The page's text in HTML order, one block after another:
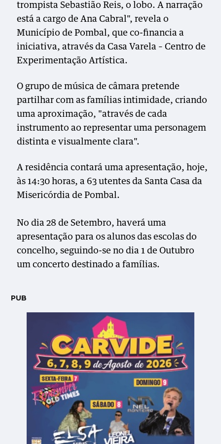
trompista Sebastião Reis, o lobo. A narração
está a cargo de Ana Cabral", revela o
Município de Pombal, que co-financia a
iniciativa, através da Casa Varela – Centro de
Experimentação Artística.
O grupo de música de câmara pretende
partilhar com as famílias intimidade, criando
uma aproximação, "através de cada
instrumento ao representar uma personagem
distinta e visualmente clara".
A residência contará uma apresentação, hoje,
às 14:30 horas, a 63 utentes da Santa Casa da
Misericórdia de Pombal.
No dia 28 de Setembro, haverá uma
apresentação para os alunos das escolas do
concelho, seguindo-se no dia 1 de Outubro
um concerto destinado a famílias.
PUB